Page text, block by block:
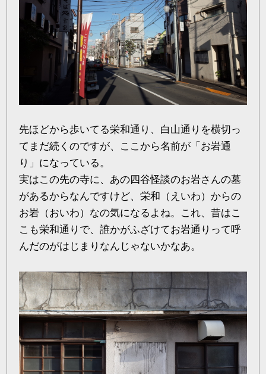
先ほどから歩いてる栄和通り、白山通りを横切っ
てまだ続くのですが、ここから名前が「お岩通
り」になっている。
実はこの先の寺に、あの四谷怪談のお岩さんの墓
があるからなんですけど、栄和（えいわ）からの
お岩（おいわ）なの気になるよね。これ、昔はこ
こも栄和通りで、誰かがふざけてお岩通りって呼
んだのがはじまりなんじゃないかなあ。